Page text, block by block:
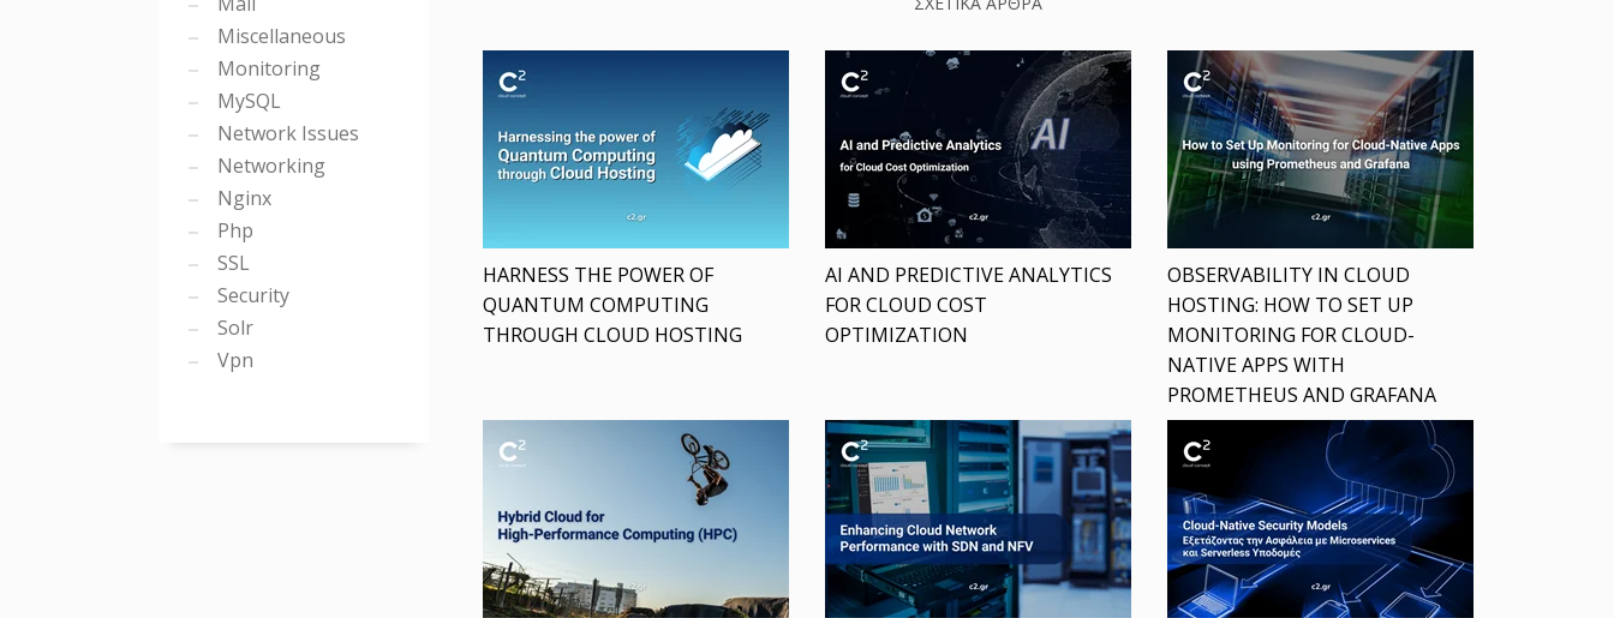
HARNESS THE POWER OF
QUANTUM COMPUTING
THROUGH CLOUD HOSTING
AI AND PREDICTIVE ANALYTICS
FOR CLOUD COST
OPTIMIZATION
OBSERVABILITY IN CLOUD
HOSTING: HOW TO SET UP
MONITORING FOR CLOUD-
NATIVE APPS WITH
PROMETHEUS AND GRAFANA
Miscellaneous
Monitoring
MySQL
Network Issues
Networking
Nginx
Php
SSL
Security
Solr
Vpn